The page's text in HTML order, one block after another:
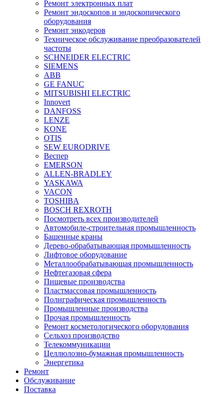
Ремонт электронных плат
Ремонт эндоскопов и эндоскопического
оборудования
Ремонт энкодеров
Техническое обслуживание преобразователей
частоты
SCHNEIDER ELECTRIC
SIEMENS
ABB
GE FANUC
MITSUBISHI ELECTRIC
Innovert
DANFOSS
LENZE
KONE
OTIS
SEW EURODRIVE
Веспер
EMERSON
ALLEN-BRADLEY
YASKAWA
VACON
TOSHIBA
BOSCH REXROTH
Посмотреть всех производителей
Автомобиле-строительная промышленность
Башенные краны
Дерево-обрабатывающая промышленность
Лифтовое оборудование
Металлообрабатывающая промышленность
Нефтегазовая сфера
Пищевые производства
Пластмассовая промышленность
Полиграфическая промышленность
Промышленные производства
Прочая промышленность
Ремонт косметологического оборудования
Сельхоз производство
Телекоммуникации
Целлюлозно-бумажная промышленность
Энергетика
Ремонт
Обслуживание
Поставка